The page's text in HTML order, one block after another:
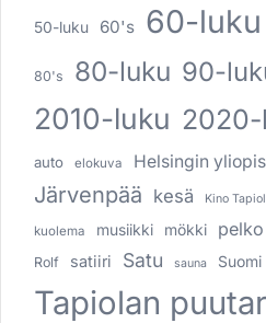
50-luku 60's 60-luku
80's 80-luku 90-
2010-luku
auto elokuva Helsingin
Järvenpää kesä Kino
kuolema musiikki mökki pelko
Rolf satiiri Satu sauna Suomi
Tapiolan